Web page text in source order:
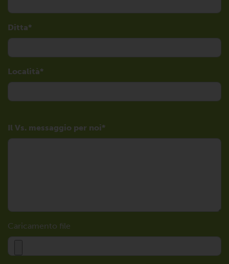
Ditta
Località
Il Vs. messaggio per noi
Caricamento file